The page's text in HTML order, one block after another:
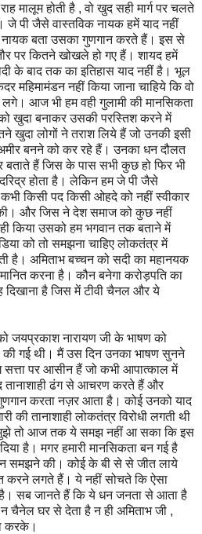
मालूम होती है , वो खुद सही मार्ग पर चलते
पी जैसे वास्तविक नायक हमें याद नहीं
नायक बता उसका गुणगान करते हैं। इस से
पर कितने खोखले हो गए हैं। शायद हमें
के बाद तक का इतिहास याद नहीं है। भूल
महिमामंडन नहीं किया जाना चाहिये कि वो
आज भी हम वही गुलामी की मानसिकता
खुदा बनाकर उसकी परस्तिश करने में
खुदा लोगों ने तराश लिये हैं जो उनकी इसी
बनने को कर रहे हैं। उनका धन दौलत
बताते हैं जिस के पास सभी कुछ हो फिर भी
होता है। लेकिन हम जे पी जैसे
किसी पद किसी ओहदे को नहीं स्वीकार
और जिस ने देश समाज को कुछ नहीं
किया उसको हम भगवान तक बताने में
को तो समझना चाहिए लोकतंत्र में
है। अमिताभ बच्चन को सदी का महानयक
करना है। कौन बनेगा करोड़पति का
दिखाना है जिस में टीवी चैनल और ये
नारायण जी के भाषण को
की गई थी। मैं उस दिन उनका भाषण सुनने
सत्ता पर आसीन हैं जो कभी आपात्काल में
ढंग से आचरण करते हैं और
गुणगान करता नज़र आता है। कोई उनको याद
की तानाशाही लोकतंत्र विरोधी लगती थी
तो आज तक ये समझ नहीं आ सका कि इस
है। मगर हमारी मानसिकता बन गई है
समझने की। कोई के बी से से जीत लाये
करने लगते हैं। ये नहीं सोचते कि ऐसा
सब जानते हैं कि ये धन जनता से आता है
चैनेल घर से देता है न ही अमिताभ जी ,
करके।